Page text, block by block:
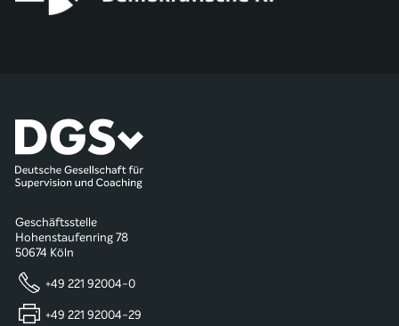
Geschäftsstelle
Hohenstaufenring 78
50674 Köln
+49 221 92004-0
+49 221 92004-29